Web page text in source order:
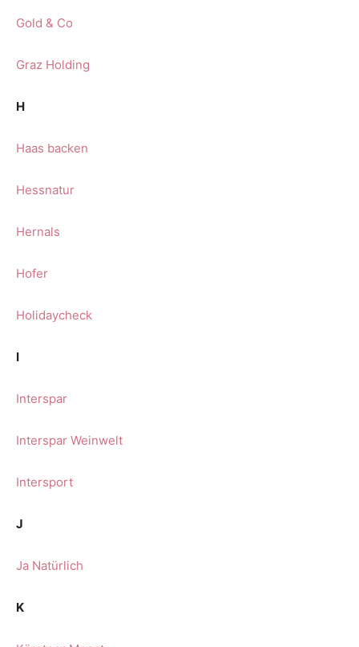
Gold & Co
Graz Holding
H
Haas backen
Hessnatur
Hernals
Hofer
Holidaycheck
I
Interspar
Interspar Weinwelt
Intersport
J
Ja Natürlich
K